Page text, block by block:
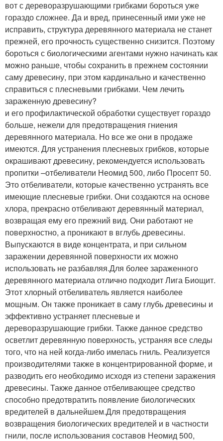
вот с дереворазрушающими грибками бороться уже
гораздо сложнее. Да и вред, принесенный ими уже не
исправить, структура деревянного материала не станет
прежней, его прочность существенно снизится. Поэтому
бороться с биологическими агентами нужно начинать как
можно раньше, чтобы сохранить в прежнем состоянии
саму древесину, при этом кардинально и качественно
справиться с плесневыми грибками. Чем лечить
зараженную древесину?
и его профилактической обработки существует гораздо
больше, нежели для предотвращения гниения
деревянного материала. Но все же они в продаже
имеются. Для устранения плесневых грибков, которые
окрашивают древесину, рекомендуется использовать
пропитки –отбеливатели Неомид 500, либо Просепт 50.
Это отбеливатели, которые качественно устранять все
имеющие плесневые грибки. Они создаются на основе
хлора, прекрасно отбеливают деревянный материал,
возвращая ему его прежний вид. Они работают не
поверхностно, а проникают в вглубь древесины.
Выпускаются в виде концентрата, и при сильном
заражении деревянной поверхности их можно
использовать не разбавляя.Для более зараженного
деревянного материала отлично подходит Лига Биощит.
Этот хлорный отбеливатель является наиболее
мощным. Он также проникает в саму глубь древесины и
эффективно устраняет плесневые и
дереворазрушающие грибки. Также данное средство
осветлит деревянную поверхность, устраняя все следы
того, что на ней когда-либо имелась гниль. Реализуется
производителями также в концентрированной форме, и
разводить его необходимо исходя из степени заражения
древесины. Также данное отбеливающее средство
способно предотвратить появление биологических
вредителей в дальнейшем.Для предотвращения
возвращения биологических вредителей и в частности
гнили, после использования составов Неомид 500,